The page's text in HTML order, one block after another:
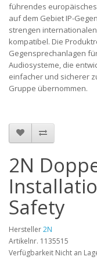
führendes
auf dem Gebiet IP-
strengen
kompatibel. Die
Gegensprechanlagen
Audiosysteme, die
einfacher und sicherer
Gruppe übernommen.
2N
Safety
Hersteller2N
Artikelnr. 1135515
Verfügbarkeit Nicht an